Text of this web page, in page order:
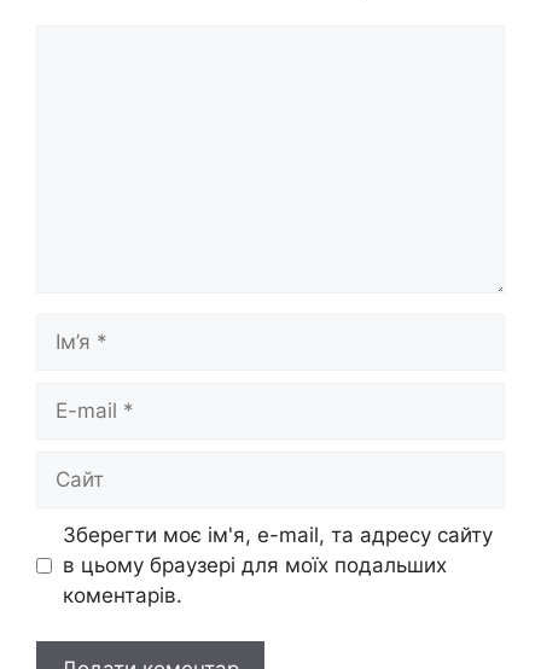
mail
Зберегти моє ім'я, e-mail, та адресу сайту
в цьому браузері для моїх подальших
коментарів.